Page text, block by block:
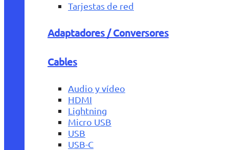
Tarjestas de red
Adaptadores / Conversores
Cables
Audio y vídeo
HDMI
Lightning
Micro USB
USB
USB-C